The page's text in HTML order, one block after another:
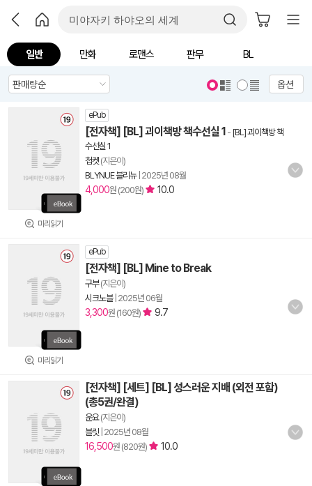
일반 만화 로맨스 판무 BL
옵션
미리읽기
ePub
[전자책] [BL] 괴이책방 책수선실 1 - [BL] 괴이책방 책
수선실 1
첩켓 (지은이)
BLYNUE 블리뉴| 2025년 08월
4,000원 (200원) 10.0
미리읽기
ePub
[전자책] [BL] Mine to Break
구부(지은이)
시크노블| 2025년 06월
3,300원 (160원) 9.7
[전자책] [세트] [BL] 성스러운 지배 (외전 포함)
(총5권/완결)
운요(지은이)
블릿 2025년 08월
16,500원 (820원) 10.0